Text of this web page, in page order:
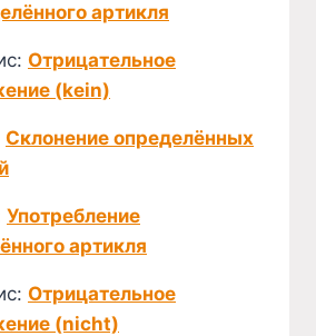
артикля
Отрицательное
(kein)
Склонение определённых
Употребление
артикля
Отрицательное
(nicht)